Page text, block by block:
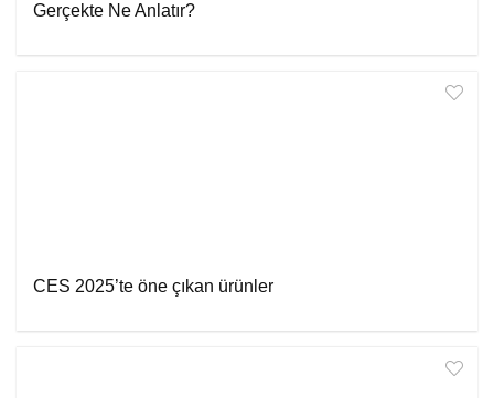
Gerçekte Ne Anlatır?
CES 2025’te öne çıkan ürünler